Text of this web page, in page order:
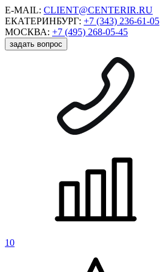
E-MAIL: CLIENT@CENTERIR.RU
ЕКАТЕРИНБУРГ: +7 (343) 236-61-05
МОСКВА: +7 (495) 268-05-45
задать вопрос
10